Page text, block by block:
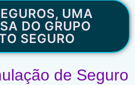
UMA
DO GRUPO
SEGURO
de Seguro